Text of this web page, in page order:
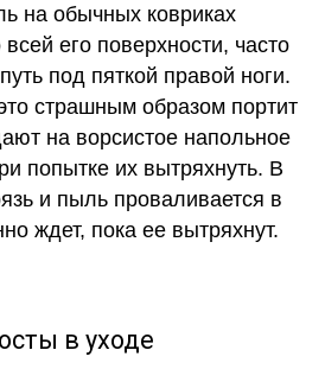
на обычных ковриках
его поверхности, часто
под пяткой правой ноги.
страшным образом портит
на ворсистое напольное
попытке их вытряхнуть. В
и пыль проваливается в
ждет, пока ее вытряхнут.
в уходе